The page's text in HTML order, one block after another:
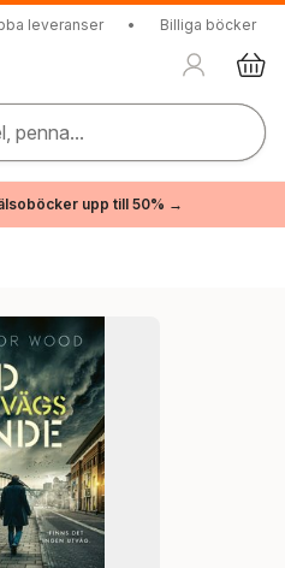
leveranser • Billiga böcker
penna...
upp till 50% →